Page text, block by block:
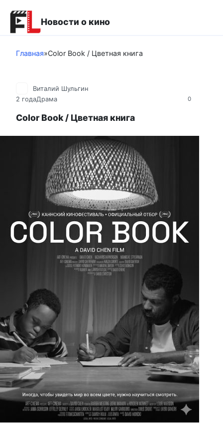
контенту
Новости о кино
Главная»Color Book / Цветная книга
0
Виталий Шульгин
2 годаДрама
Color Book / Цветная книга